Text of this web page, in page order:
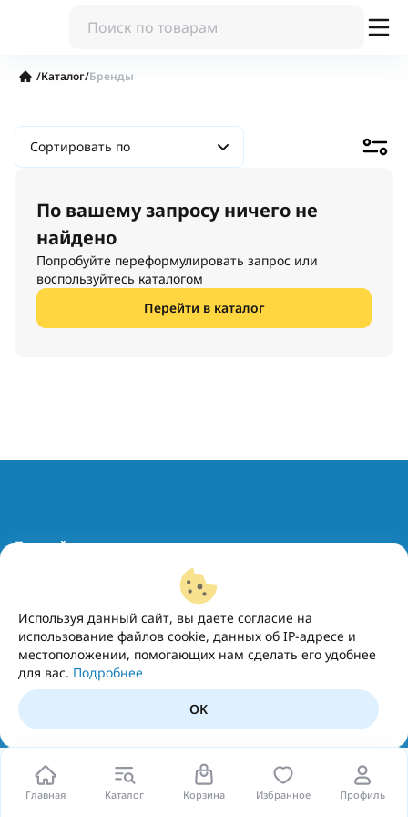
Главная Каталог Корзина Избранное Профиль
/Каталог/Бренды
Сортировать по
По вашему запросу ничего не
найдено
Попробуйте переформулировать запрос или
воспользуйтесь каталогом
Перейти в каталог
Используя данный сайт, вы даете согласие на
использование файлов cookie, данных об IP-адресе и
местоположении, помогающих нам сделать его удобнее
для вас. Подробнее
OK
Получайте рекомендации и выгодные предложения на
Подписаться